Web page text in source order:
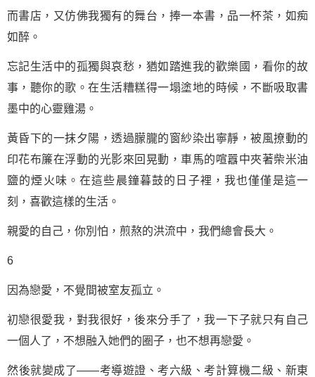
而書店，又仿佛我獨有的舞台，捧一本書，品一杯茶，如痴
如醉。
忘記生活中的孤獨與哀愁，猶如踏進我的歡樂國，看你的故
事，聽你的歌。在生活糟糕得一塌塗地的時候，不斷吸取書
墨中的心靈雞湯。
黃昏下的一抹夕陽，透過朦朧的窗紗染出寧靜，被風撩動的
印花布簾在浮動的光影來回晃動，車馬的喧囂中夾著柴米油
鹽的煙火味。在這些晨鐘暮鼓的日子裡，我也僅僅是這一
刻，喜歡這樣的生活。
親愛的自己，你別怕，煎熬的洪流中，我們總會長大。
6
因為戀愛，不覺間被室友孤立。
初戀很愛我，對我很好，後來分手了，我一下子就只有自己
一個人了，不想融入她們的圈子，也不想再戀愛。
然後就變成了——考導遊證、考六級、考計算機二級、新東